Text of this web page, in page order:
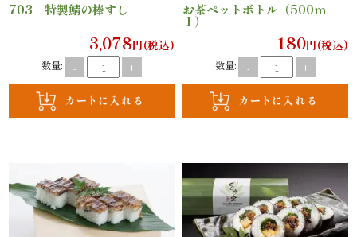
プ
ン
江
牛・
703 特製鯖の棒すし
3,078円(税込)
数量: - +
お茶ペットボトル（500ｍ
ｌ）
180円(税込)
数量: - +